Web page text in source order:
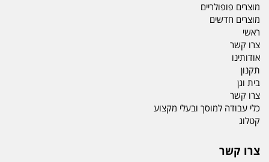
מוצרים פופולריים
מוצרים חדשים
ראשי
צרו קשר
אודותינו
תקנון
בית וגן
צרו קשר
כלי עבודה למוסך ובעלי מקצוע
קטלוג
צרו קשר